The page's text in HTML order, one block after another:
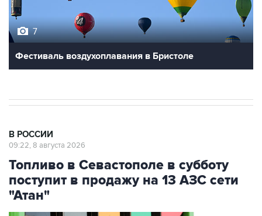
Фестиваль воздухоплавания в Бристоле
Топливо в Севастополе в субботу
поступит в продажу на 13 АЗС сети
"Атан"